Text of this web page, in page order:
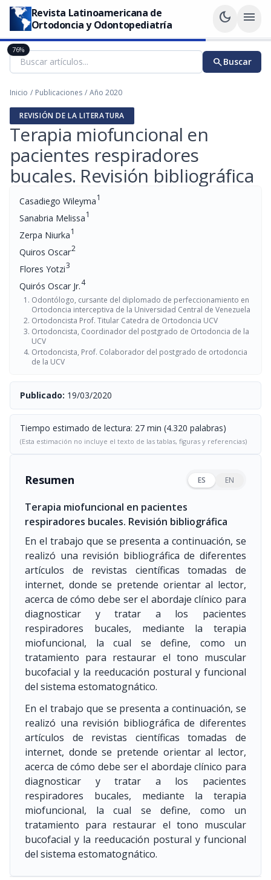
Revista Latinoamericana de
Ortodoncia y Odontopediatría
dark_mode menu
searchBuscar
Inicio / Publicaciones / Año 2020
REVISIÓN DE LA LITERATURA
Terapia miofuncional en
pacientes respiradores
bucales. Revisión bibliográfica
Casadiego Wileyma1
Sanabria Melissa1
Zerpa Niurka1
Quiros Oscar2
Flores Yotzi3
Quirós Oscar Jr.4
Odontólogo, cursante del diplomado de perfeccionamiento en
Ortodoncia interceptiva de la Universidad Central de Venezuela
Ortodoncista Prof. Titular Catedra de Ortodoncia UCV
Ortodoncista, Coordinador del postgrado de Ortodoncia de la
UCV
Ortodoncista, Prof. Colaborador del postgrado de ortodoncia
de la UCV
Publicado: 19/03/2020
Tiempo estimado de lectura: 27 min (4.320 palabras)
(Esta estimación no incluye el texto de las tablas, figuras y referencias)
Resumen ES EN
Terapia miofuncional en pacientes
respiradores bucales. Revisión bibliográfica
En el trabajo que se presenta a continuación, se
realizó una revisión bibliográfica de diferentes
artículos de revistas científicas tomadas de
internet, donde se pretende orientar al lector,
acerca de cómo debe ser el abordaje clínico para
diagnosticar y tratar a los pacientes
respiradores bucales, mediante la terapia
miofuncional, la cual se define, como un
tratamiento para restaurar el tono muscular
bucofacial y la reeducación postural y funcional
del sistema estomatognático.
En el trabajo que se presenta a continuación, se
realizó una revisión bibliográfica de diferentes
artículos de revistas científicas tomadas de
internet, donde se pretende orientar al lector,
acerca de cómo debe ser el abordaje clínico para
diagnosticar y tratar a los pacientes
respiradores bucales, mediante la terapia
miofuncional, la cual se define, como un
tratamiento para restaurar el tono muscular
bucofacial y la reeducación postural y funcional
del sistema estomatognático.
76%